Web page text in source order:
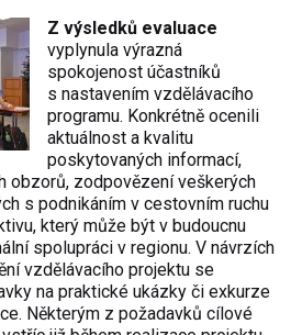
Z výsledků evaluace
vyplynula výrazná
spokojenost účastníků
s nastavením vzdělávacího
programu. Konkrétně ocenili
aktuálnost a kvalitu
poskytovaných informací,
obzorů, zodpovězení veškerých
s podnikáním v cestovním ruchu
který může být v budoucnu
spolupráci v regionu. V návrzích
vzdělávacího projektu se
na praktické ukázky či exkurze
Některým z požadavků cílové